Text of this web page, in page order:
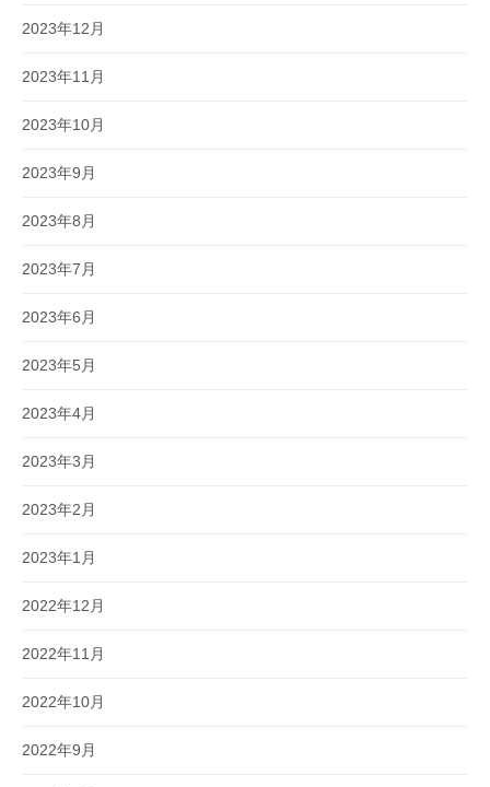
2023年12月
2023年11月
2023年10月
2023年9月
2023年8月
2023年7月
2023年6月
2023年5月
2023年4月
2023年3月
2023年2月
2023年1月
2022年12月
2022年11月
2022年10月
2022年9月